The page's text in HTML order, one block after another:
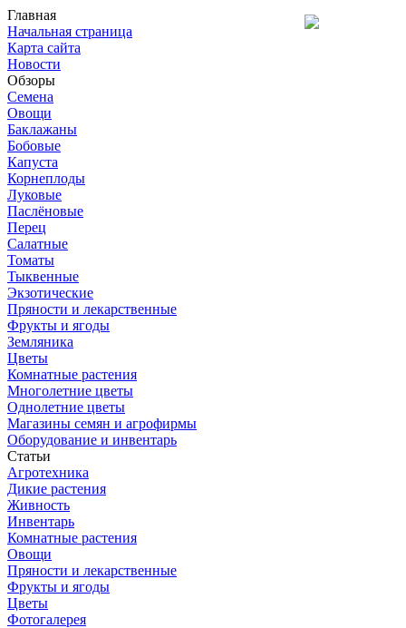
Главная
Начальная страница
Карта сайта
Новости
Обзоры
Семена
Овощи
Баклажаны
Бобовые
Капуста
Корнеплоды
Луковые
Паслёновые
Перец
Салатные
Томаты
Тыквенные
Экзотические
Пряности и лекарственные
Фрукты и ягоды
Земляника
Цветы
Комнатные растения
Многолетние цветы
Однолетние цветы
Магазины семян и агрофирмы
Оборудование и инвентарь
Статьи
Агротехника
Дикие растения
Живность
Инвентарь
Комнатные растения
Овощи
Пряности и лекарственные
Фрукты и ягоды
Цветы
Фотогалерея